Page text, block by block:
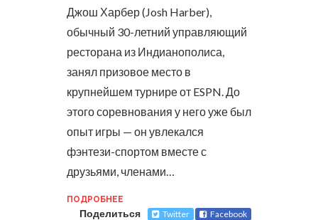
Джош Харбер (Josh Harber),
обычный 30-летний управляющий
ресторана из Индианополиса,
занял призовое место в
крупнейшем турнире от ESPN.До
этого соревнования у него уже был
опыт игры — он увлекался
фэнтези-спортом вместе с
друзьями, членами…
ПОДРОБНЕЕ
Поделиться Twitter Facebook